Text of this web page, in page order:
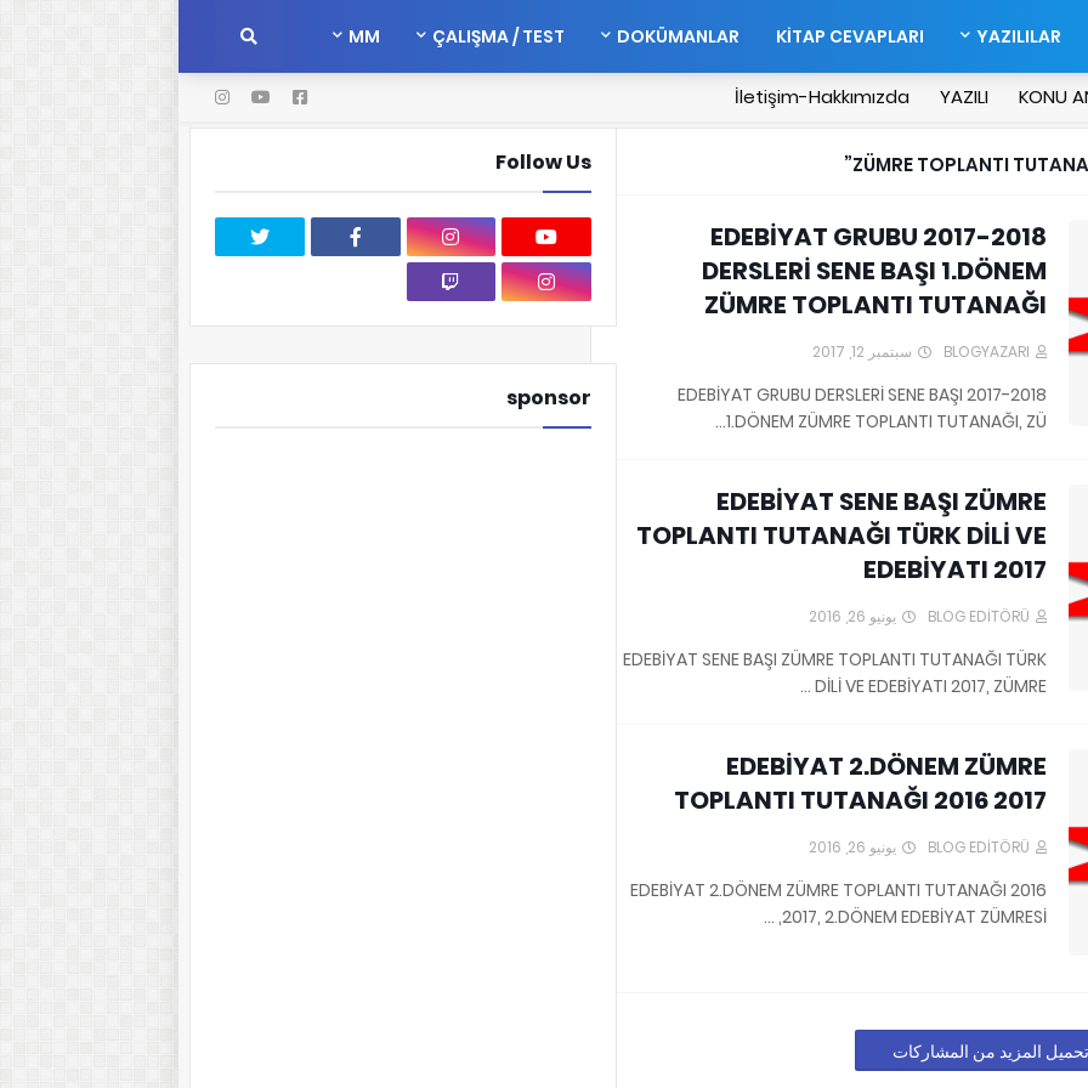
YAZILILAR
KİTAP CEVAPLARI
DOKÜMANLAR
ÇALIŞMA / TEST
MM
KONU
YAZILI
İletişim-Hakkımızda
ZÜMRE TOPLANTI
2017-2018 EDEBİYAT GRUBU
DERSLERİ SENE BAŞI 1.DÖNEM
ZÜMRE TOPLANTI TUTANAĞI
BLOGYAZARI سبتمبر 12, 2017
2017-2018 EDEBİYAT GRUBU DERSLERİ SENE BAŞI
1.DÖNEM ZÜMRE TOPLANTI TUTANAĞI, ZÜ…
EDEBİYAT SENE BAŞI ZÜMRE
TOPLANTI TUTANAĞI TÜRK DİLİ VE
EDEBİYATI 2017
BLOG EDİTÖRÜ يونيو 26, 2016
EDEBİYAT SENE BAŞI ZÜMRE TOPLANTI TUTANAĞI TÜRK
DİLİ VE EDEBİYATI 2017, ZÜMRE …
EDEBİYAT 2.DÖNEM ZÜMRE
TOPLANTI TUTANAĞI 2016 2017
BLOG EDİTÖRÜ يونيو 26, 2016
EDEBİYAT 2.DÖNEM ZÜMRE TOPLANTI TUTANAĞI 2016
2017, 2.DÖNEM EDEBİYAT ZÜMRESİ, …
تحميل المزيد من المشاركات
Follow Us
sponsor